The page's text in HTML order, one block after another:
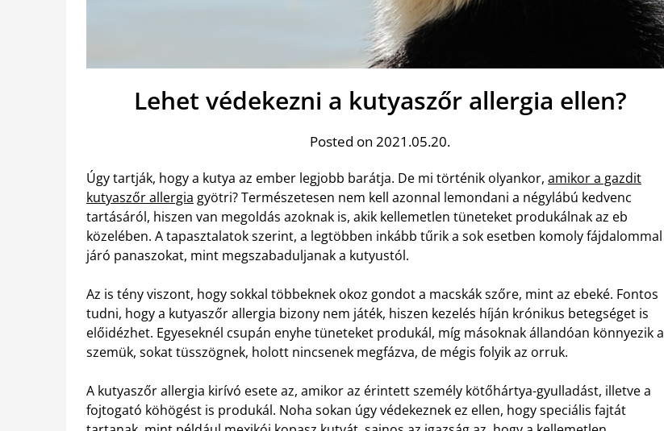
Lehet védekezni a kutyaszőr allergia ellen?
Posted on 2021.05.20.
Úgy tartják, hogy a kutya az ember legjobb barátja. De mi történik olyankor, amikor a gazdit
kutyaszőr allergia gyötri? Természetesen nem kell azonnal lemondani a négylábú kedvenc
tartásáról, hiszen van megoldás azoknak is, akik kellemetlen tüneteket produkálnak az eb
közelében. A tapasztalatok szerint, a legtöbben inkább tűrik a sok esetben komoly fájdalommal
járó panaszokat, mint megszabaduljanak a kutyustól.
Az is tény viszont, hogy sokkal többeknek okoz gondot a macskák szőre, mint az ebeké. Fontos
tudni, hogy a kutyaszőr allergia bizony nem játék, hiszen kezelés híján krónikus betegséget is
előidézhet. Egyeseknél csupán enyhe tüneteket produkál, míg másoknak állandóan könnyezik a
szemük, sokat tüsszögnek, holott nincsenek megfázva, de mégis folyik az orruk.
A kutyaszőr allergia kirívó esete az, amikor az érintett személy kötőhártya-gyulladást, illetve a
fojtogató köhögést is produkál. Noha sokan úgy védekeznek ez ellen, hogy speciális fajtát